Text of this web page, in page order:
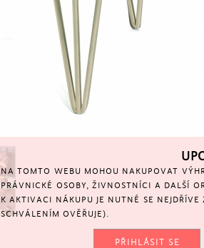
NA TOMTO WEBU MOHOU NAKUPOVAT
PRÁVNICKÉ OSOBY, ŽIVNOSTNÍCI A DALŠÍ
K AKTIVACI NÁKUPU JE NUTNÉ SE NEJDŘÍVE
SCHVÁLENÍM OVĚŘUJE).
PŘIHLÁSIT SE